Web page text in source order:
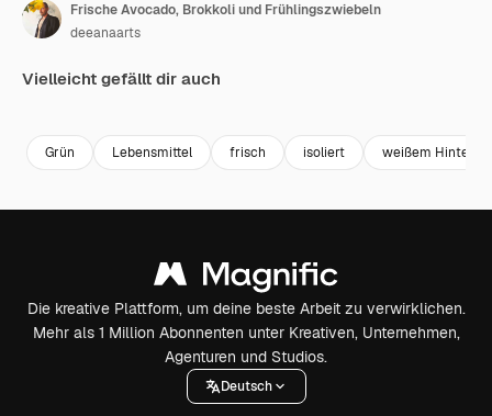
Frische Avocado, Brokkoli und Frühlingszwiebeln
deeanaarts
Vielleicht gefällt dir auch
Grün Lebensmittel frisch isoliert weißem
Die kreative Plattform, um deine beste Arbeit zu verwirklichen.
Mehr als 1 Million Abonnenten unter Kreativen, Unternehmen,
Agenturen und Studios.
Deutsch